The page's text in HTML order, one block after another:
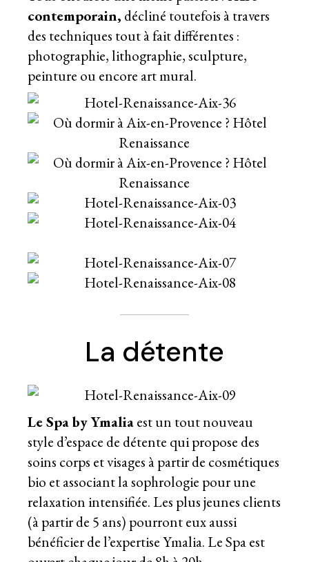
contemporain, décliné toutefois à travers
des techniques tout à fait différentes :
photographie, lithographie, sculpture,
peinture ou encore art mural.
La détente
Le Spa by Ymaliaest un tout nouveau
style d’espace de détente qui propose des
soins corps et visages à partir de cosmétiques
bio et associant la sophrologie pour une
relaxation intensifiée. Les plus jeunes clients
(à partir de 5 ans) pourront eux aussi
bénéficier de l’expertise Ymalia. Le Spa est